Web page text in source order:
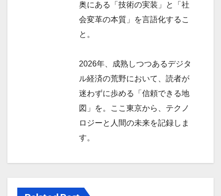
奥にある「技術の実装」と「社
会変革の本質」を言語化するこ
と。
2026年、成熟しつつあるデジタ
ル経済の荒野において、読者が
迷わずに歩める「信頼できる地
図」を。ここ東京から、テクノ
ロジーと人間の未来を記録しま
す。